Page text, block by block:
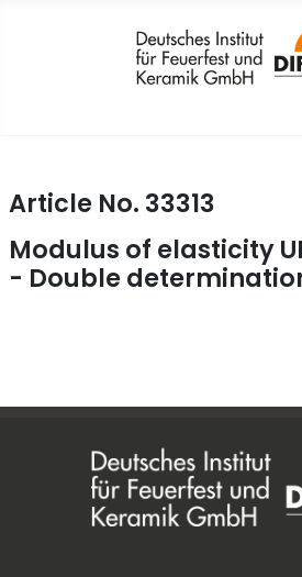
Article No. 33313
Modulus of elasticity
- Double